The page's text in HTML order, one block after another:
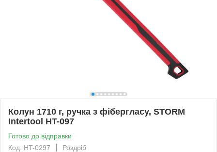
Колун 1710 г, ручка з фібергласу, STORM
Intertool HT-097
Готово до відправки
Код: HT-0297
Роздріб